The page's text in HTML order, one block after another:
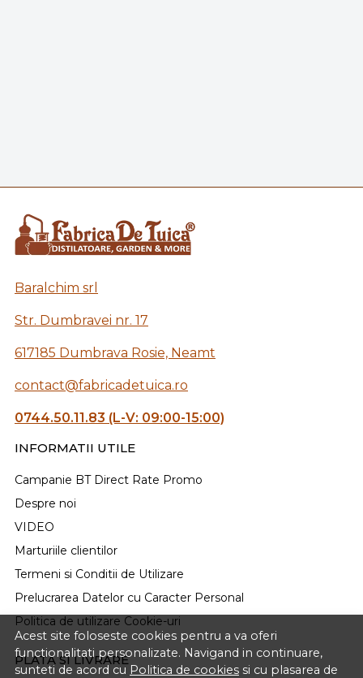
Acest site foloseste cookies pentru a va oferi
functionalitati personalizate. Navigand in continuare,
sunteti de acord cu Politica de cookies si cu plasarea de
Baralchim srl
Str. Dumbravei nr. 17
617185 Dumbrava Rosie, Neamt
contact@fabricadetuica.ro
0744.50.11.83 (L-V: 09:00-15:00)
INFORMATII UTILE
Campanie BT Direct Rate Promo
Despre noi
VIDEO
Marturiile clientilor
Termeni si Conditii de Utilizare
Prelucrarea Datelor cu Caracter Personal
Politica de utilizare Cookie-uri
PLATA SI LIVRARE